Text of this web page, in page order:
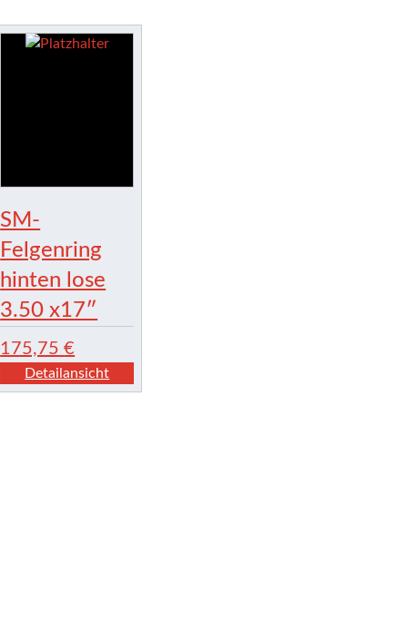
SM-
Felgenring
hinten lose
3.50 x17″
175,75€
Detailansicht